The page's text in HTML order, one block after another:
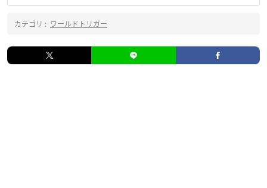
カテゴリ : ワールドトリガー